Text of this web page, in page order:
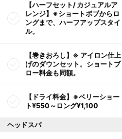
【ハーフセット/ カジュアルア
レンジ】※ショートボブからロ
ングまで、ハーフアップスタイ
ル。
【巻きおろし】※ アイロン仕上
げのダウンセット。ショートブ
ロー料金も同額。
【ドライ料金】※ベリーショー
ト¥550～ロング¥1,100
ヘッドスパ